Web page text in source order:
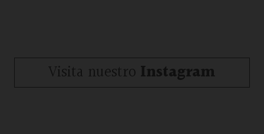
Visita nuestro Instagram